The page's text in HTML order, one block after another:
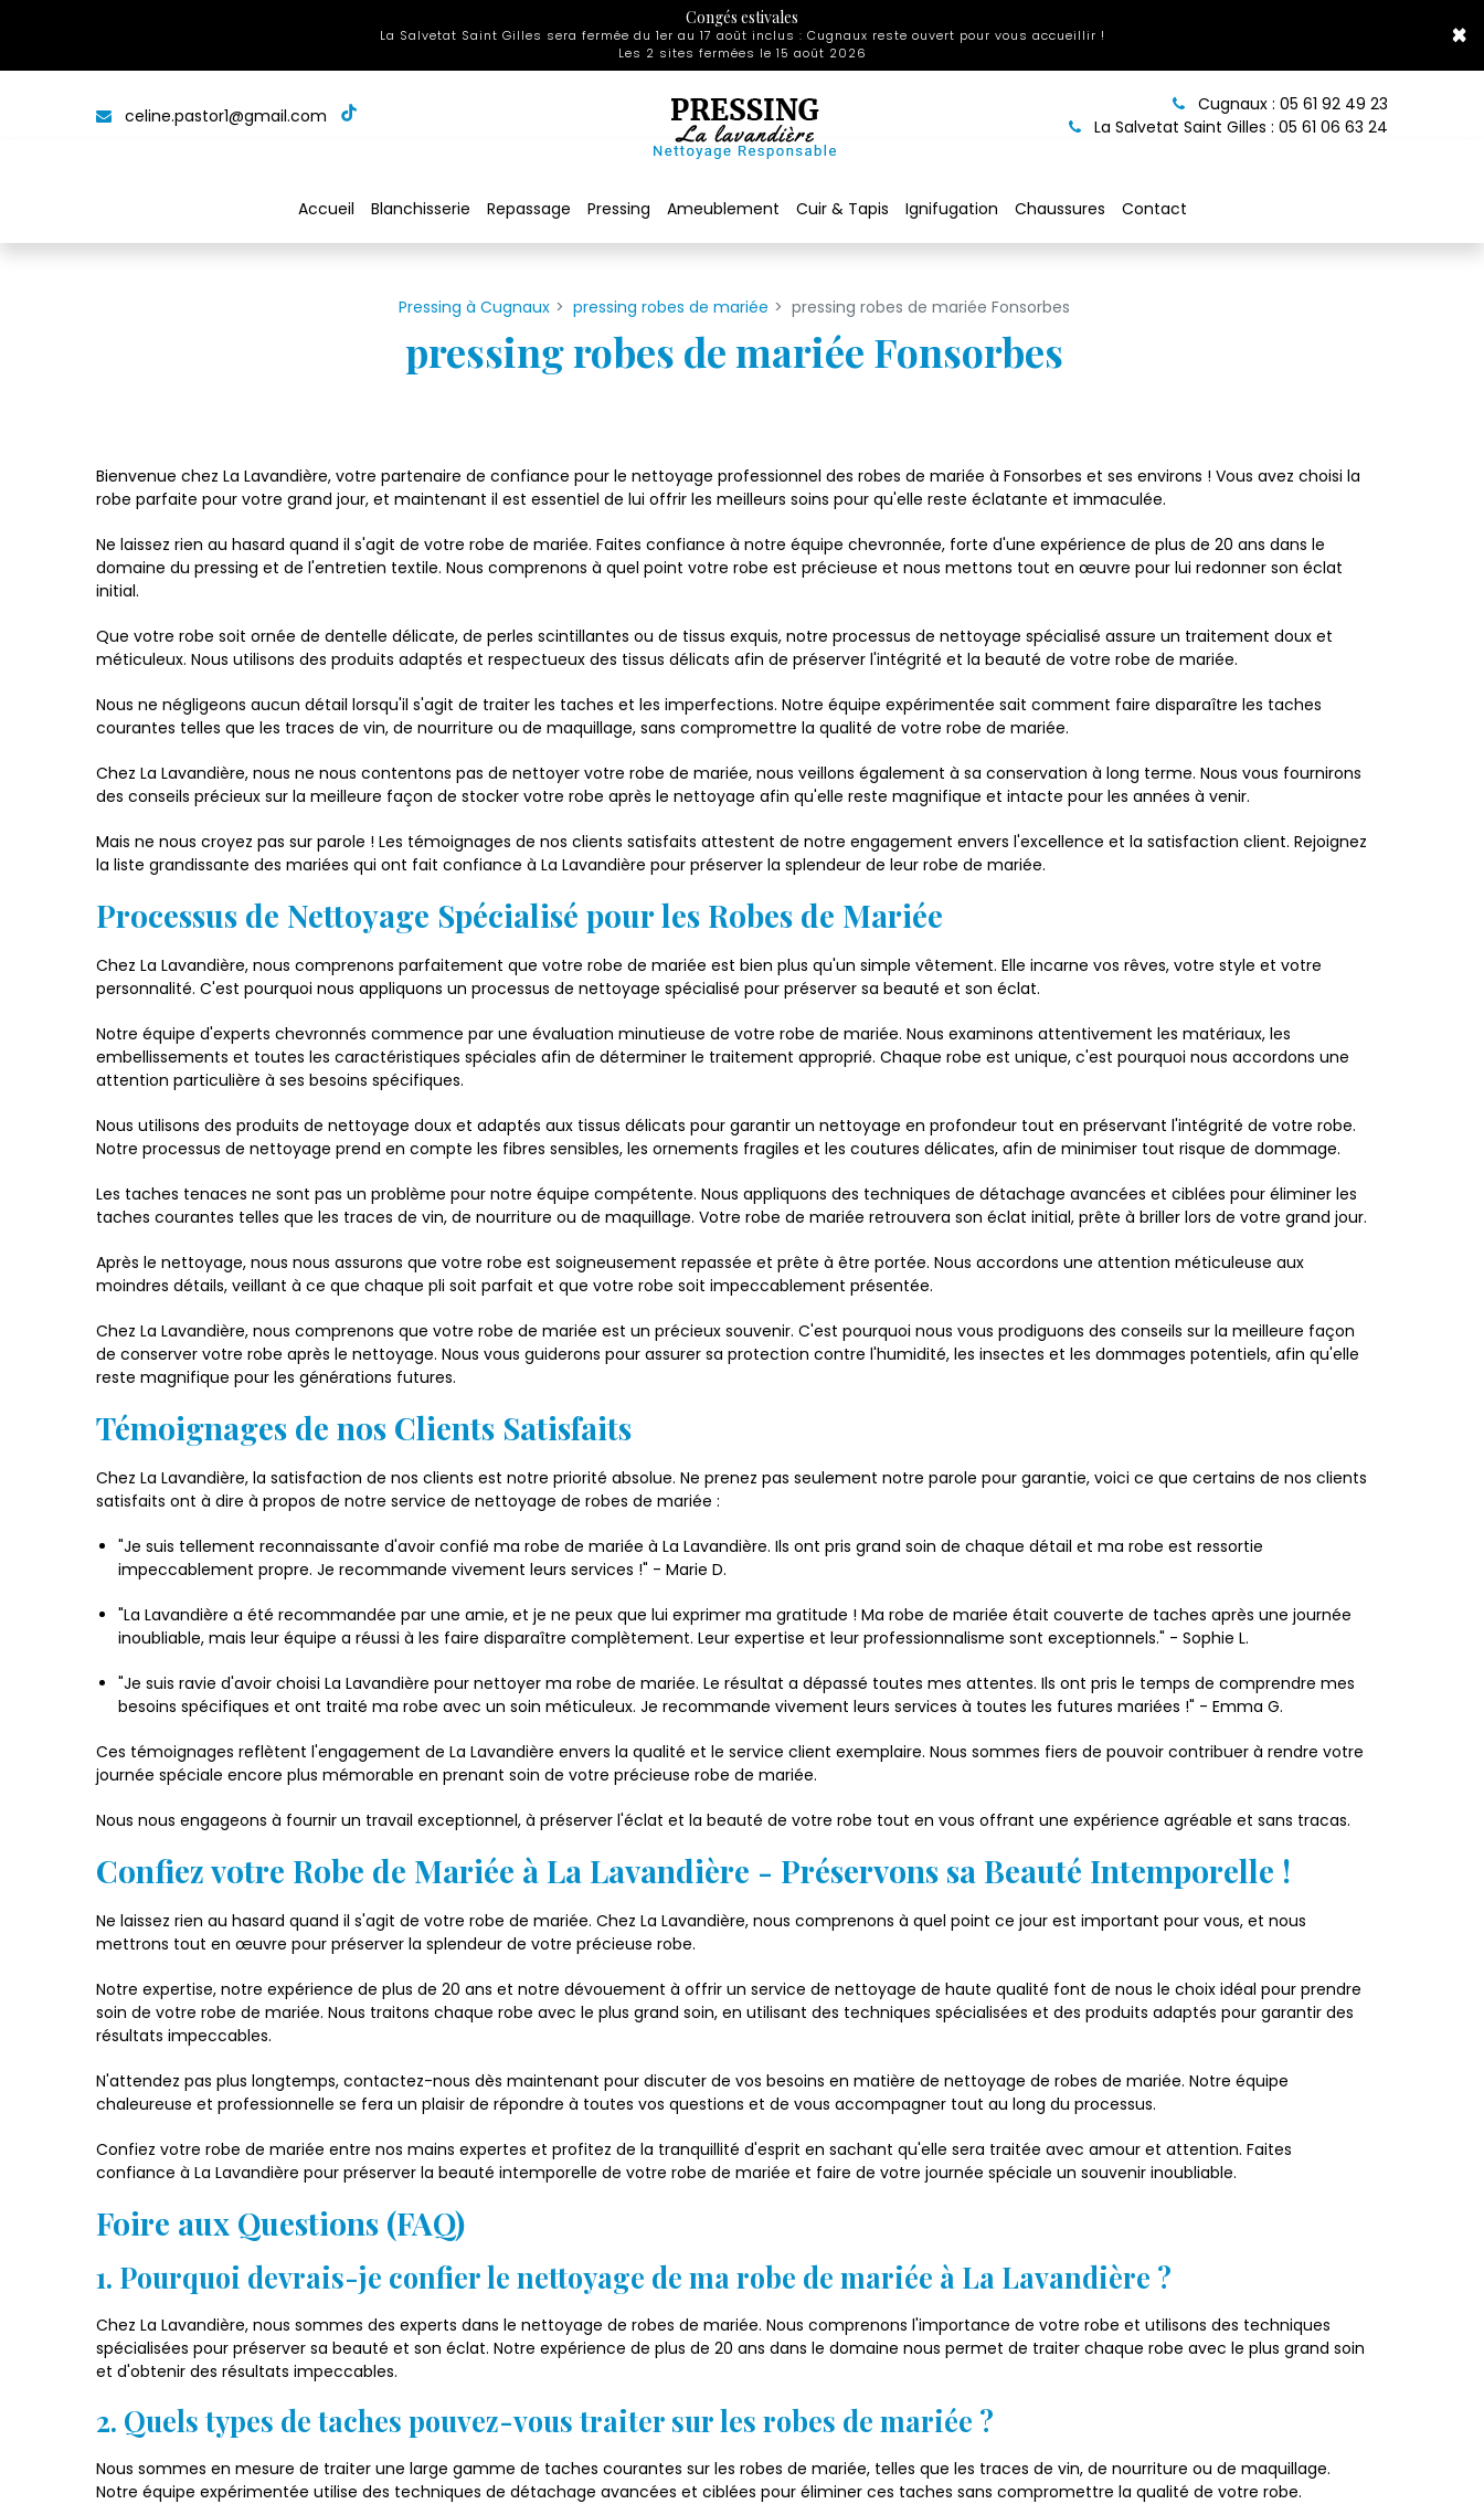
Congés estivales
La Salvetat Saint Gilles sera fermée du 1er au 17 août inclus : Cugnaux reste ouvert pour vous accueillir !
Les 2 sites fermées le 15 août 2026
×
celine.pastor1@gmail.com
Cugnaux : 05 61 92 49 23
La Salvetat Saint Gilles : 05 61 06 63 24
Accueil Blanchisserie Repassage Pressing Ameublement Cuir & Tapis Ignifugation Chaussures Contact
Pressing à Cugnaux pressing robes de mariée pressing robes de mariée Fonsorbes
pressing robes de mariée Fonsorbes
Bienvenue chez La Lavandière, votre partenaire de confiance pour le nettoyage professionnel des robes de mariée à Fonsorbes et ses environs ! Vous avez choisi la
robe parfaite pour votre grand jour, et maintenant il est essentiel de lui offrir les meilleurs soins pour qu'elle reste éclatante et immaculée.
Ne laissez rien au hasard quand il s'agit de votre robe de mariée. Faites confiance à notre équipe chevronnée, forte d'une expérience de plus de 20 ans dans le
domaine du pressing et de l'entretien textile. Nous comprenons à quel point votre robe est précieuse et nous mettons tout en œuvre pour lui redonner son éclat
initial.
Que votre robe soit ornée de dentelle délicate, de perles scintillantes ou de tissus exquis, notre processus de nettoyage spécialisé assure un traitement doux et
méticuleux. Nous utilisons des produits adaptés et respectueux des tissus délicats afin de préserver l'intégrité et la beauté de votre robe de mariée.
Nous ne négligeons aucun détail lorsqu'il s'agit de traiter les taches et les imperfections. Notre équipe expérimentée sait comment faire disparaître les taches
courantes telles que les traces de vin, de nourriture ou de maquillage, sans compromettre la qualité de votre robe de mariée.
Chez La Lavandière, nous ne nous contentons pas de nettoyer votre robe de mariée, nous veillons également à sa conservation à long terme. Nous vous fournirons
des conseils précieux sur la meilleure façon de stocker votre robe après le nettoyage afin qu'elle reste magnifique et intacte pour les années à venir.
Mais ne nous croyez pas sur parole ! Les témoignages de nos clients satisfaits attestent de notre engagement envers l'excellence et la satisfaction client. Rejoignez
la liste grandissante des mariées qui ont fait confiance à La Lavandière pour préserver la splendeur de leur robe de mariée.
Processus de Nettoyage Spécialisé pour les Robes de Mariée
Chez La Lavandière, nous comprenons parfaitement que votre robe de mariée est bien plus qu'un simple vêtement. Elle incarne vos rêves, votre style et votre
personnalité. C'est pourquoi nous appliquons un processus de nettoyage spécialisé pour préserver sa beauté et son éclat.
Notre équipe d'experts chevronnés commence par une évaluation minutieuse de votre robe de mariée. Nous examinons attentivement les matériaux, les
embellissements et toutes les caractéristiques spéciales afin de déterminer le traitement approprié. Chaque robe est unique, c'est pourquoi nous accordons une
attention particulière à ses besoins spécifiques.
Nous utilisons des produits de nettoyage doux et adaptés aux tissus délicats pour garantir un nettoyage en profondeur tout en préservant l'intégrité de votre robe.
Notre processus de nettoyage prend en compte les fibres sensibles, les ornements fragiles et les coutures délicates, afin de minimiser tout risque de dommage.
Les taches tenaces ne sont pas un problème pour notre équipe compétente. Nous appliquons des techniques de détachage avancées et ciblées pour éliminer les
taches courantes telles que les traces de vin, de nourriture ou de maquillage. Votre robe de mariée retrouvera son éclat initial, prête à briller lors de votre grand jour.
Après le nettoyage, nous nous assurons que votre robe est soigneusement repassée et prête à être portée. Nous accordons une attention méticuleuse aux
moindres détails, veillant à ce que chaque pli soit parfait et que votre robe soit impeccablement présentée.
Chez La Lavandière, nous comprenons que votre robe de mariée est un précieux souvenir. C'est pourquoi nous vous prodiguons des conseils sur la meilleure façon
de conserver votre robe après le nettoyage. Nous vous guiderons pour assurer sa protection contre l'humidité, les insectes et les dommages potentiels, afin qu'elle
reste magnifique pour les générations futures.
Témoignages de nos Clients Satisfaits
Chez La Lavandière, la satisfaction de nos clients est notre priorité absolue. Ne prenez pas seulement notre parole pour garantie, voici ce que certains de nos clients
satisfaits ont à dire à propos de notre service de nettoyage de robes de mariée :
"Je suis tellement reconnaissante d'avoir confié ma robe de mariée à La Lavandière. Ils ont pris grand soin de chaque détail et ma robe est ressortie
impeccablement propre. Je recommande vivement leurs services !" - Marie D.
"La Lavandière a été recommandée par une amie, et je ne peux que lui exprimer ma gratitude ! Ma robe de mariée était couverte de taches après une journée
inoubliable, mais leur équipe a réussi à les faire disparaître complètement. Leur expertise et leur professionnalisme sont exceptionnels." - Sophie L.
"Je suis ravie d'avoir choisi La Lavandière pour nettoyer ma robe de mariée. Le résultat a dépassé toutes mes attentes. Ils ont pris le temps de comprendre mes
besoins spécifiques et ont traité ma robe avec un soin méticuleux. Je recommande vivement leurs services à toutes les futures mariées !" - Emma G.
Ces témoignages reflètent l'engagement de La Lavandière envers la qualité et le service client exemplaire. Nous sommes fiers de pouvoir contribuer à rendre votre
journée spéciale encore plus mémorable en prenant soin de votre précieuse robe de mariée.
Nous nous engageons à fournir un travail exceptionnel, à préserver l'éclat et la beauté de votre robe tout en vous offrant une expérience agréable et sans tracas.
Confiez votre Robe de Mariée à La Lavandière - Préservons sa Beauté Intemporelle !
Ne laissez rien au hasard quand il s'agit de votre robe de mariée. Chez La Lavandière, nous comprenons à quel point ce jour est important pour vous, et nous
mettrons tout en œuvre pour préserver la splendeur de votre précieuse robe.
Notre expertise, notre expérience de plus de 20 ans et notre dévouement à offrir un service de nettoyage de haute qualité font de nous le choix idéal pour prendre
soin de votre robe de mariée. Nous traitons chaque robe avec le plus grand soin, en utilisant des techniques spécialisées et des produits adaptés pour garantir des
résultats impeccables.
N'attendez pas plus longtemps, contactez-nous dès maintenant pour discuter de vos besoins en matière de nettoyage de robes de mariée. Notre équipe
chaleureuse et professionnelle se fera un plaisir de répondre à toutes vos questions et de vous accompagner tout au long du processus.
Confiez votre robe de mariée entre nos mains expertes et profitez de la tranquillité d'esprit en sachant qu'elle sera traitée avec amour et attention. Faites
confiance à La Lavandière pour préserver la beauté intemporelle de votre robe de mariée et faire de votre journée spéciale un souvenir inoubliable.
Foire aux Questions (FAQ)
1. Pourquoi devrais-je confier le nettoyage de ma robe de mariée à La Lavandière ?
Chez La Lavandière, nous sommes des experts dans le nettoyage de robes de mariée. Nous comprenons l'importance de votre robe et utilisons des techniques
spécialisées pour préserver sa beauté et son éclat. Notre expérience de plus de 20 ans dans le domaine nous permet de traiter chaque robe avec le plus grand soin
et d'obtenir des résultats impeccables.
2. Quels types de taches pouvez-vous traiter sur les robes de mariée ?
Nous sommes en mesure de traiter une large gamme de taches courantes sur les robes de mariée, telles que les traces de vin, de nourriture ou de maquillage.
Notre équipe expérimentée utilise des techniques de détachage avancées et ciblées pour éliminer ces taches sans compromettre la qualité de votre robe.